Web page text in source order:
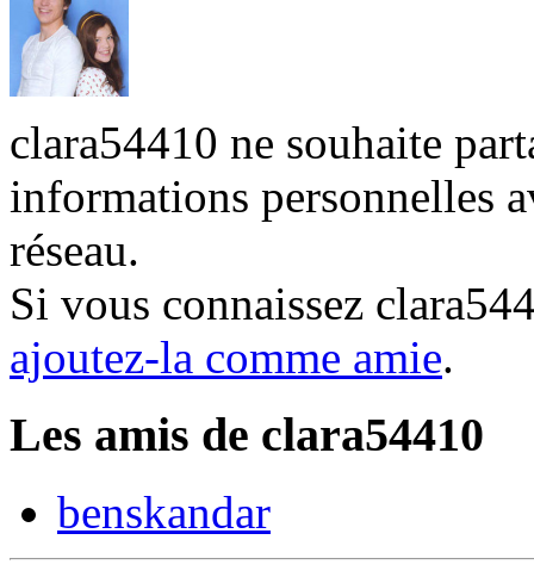
clara54410 ne souhaite
informations personnelles
réseau.
Si vous connaissez
ajoutez-la comme amie.
Les amis de clara54410
benskandar